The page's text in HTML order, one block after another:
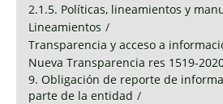
2.1.5. Políticas, lineamientos y
Lineamientos /
Transparencia y acceso a
Nueva Transparencia res 1519-
9. Obligación de reporte de
parte de la entidad /